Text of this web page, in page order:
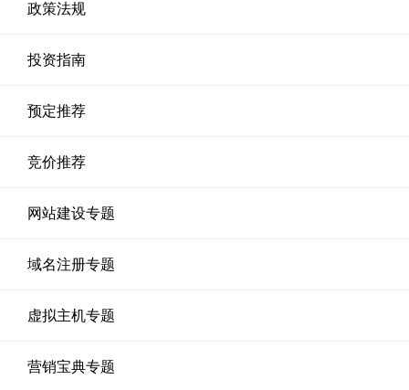
政策法规
投资指南
预定推荐
竞价推荐
网站建设专题
域名注册专题
虚拟主机专题
营销宝典专题